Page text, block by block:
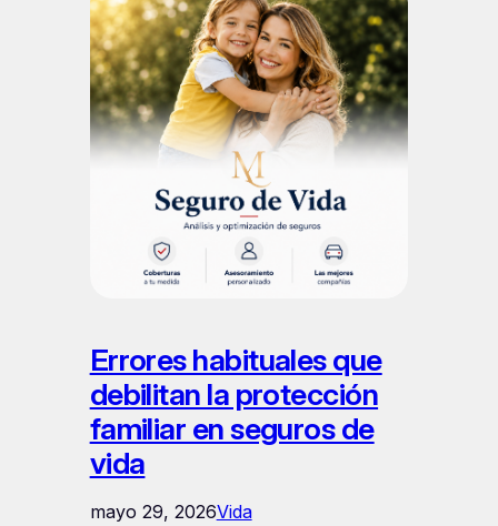
Errores habituales que
debilitan la protección
familiar en seguros de
vida
mayo 29, 2026Vida